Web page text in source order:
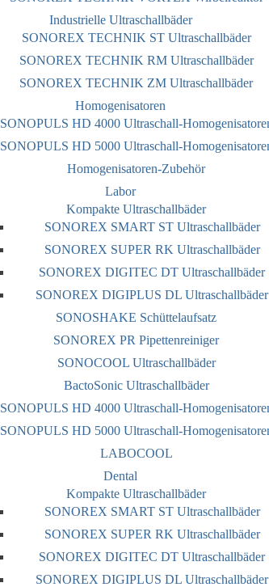
Industrielle Ultraschallbäder
SONOREX TECHNIK ST Ultraschallbäder
SONOREX TECHNIK RM Ultraschallbäder
SONOREX TECHNIK ZM Ultraschallbäder
Homogenisatoren
SONOPULS HD 4000 Ultraschall-
SONOPULS HD 5000 Ultraschall-
Homogenisatoren-Zubehör
Labor
Kompakte Ultraschallbäder
SONOREX SMART ST Ultraschallbäder
SONOREX SUPER RK Ultraschallbäder
SONOREX DIGITEC DT Ultraschallbäder
SONOREX DIGIPLUS DL Ultraschallbäder
SONOSHAKE Schüttelaufsatz
SONOREX PR Pipettenreiniger
SONOCOOL Ultraschallbäder
BactoSonic Ultraschallbäder
SONOPULS HD 4000 Ultraschall-
SONOPULS HD 5000 Ultraschall-
LABOCOOL
Dental
Kompakte Ultraschallbäder
SONOREX SMART ST Ultraschallbäder
SONOREX SUPER RK Ultraschallbäder
SONOREX DIGITEC DT Ultraschallbäder
SONOREX DIGIPLUS DL Ultraschallbäder